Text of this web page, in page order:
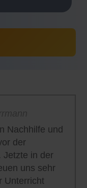
Nachhilfe und
der
Jetzte in der
uns sehr
Unterricht